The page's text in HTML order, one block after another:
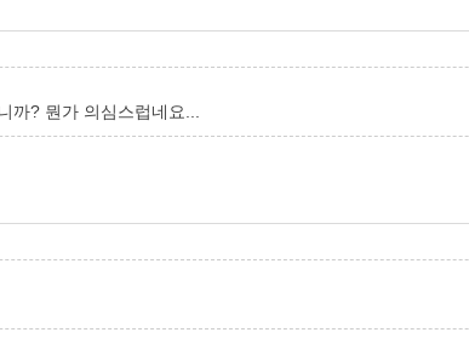
? 뭔가 의심스럽네요...